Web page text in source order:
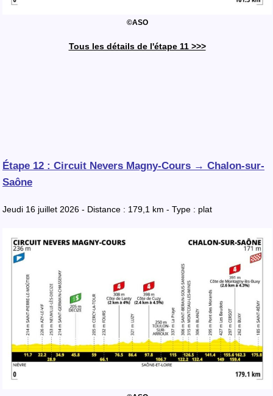
©ASO
Tous les détails de l'étape 11 >>>
Étape 12 : Circuit Nevers Magny-Cours → Chalon-sur-
Saône
Jeudi 16 juillet 2026 - Distance : 179,1 km - Type : plat